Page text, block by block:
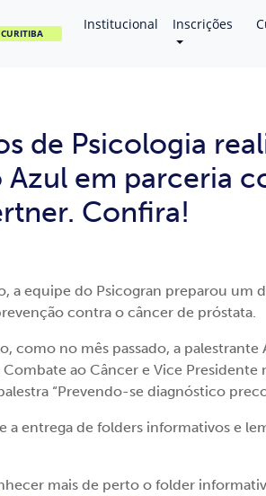
Institucional Inscrições
de Psicologia
Azul em parceria
Confira!
a equipe do Psicogran preparou um
contra o câncer de próstata.
como no mês passado, a
Combate ao Câncer e Vice
“Prevendo-se diagnóstico
a entrega de folders informativos e
mais de perto o folder